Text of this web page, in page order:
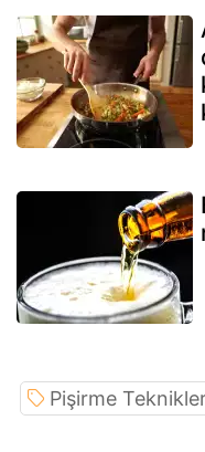
Pişirme